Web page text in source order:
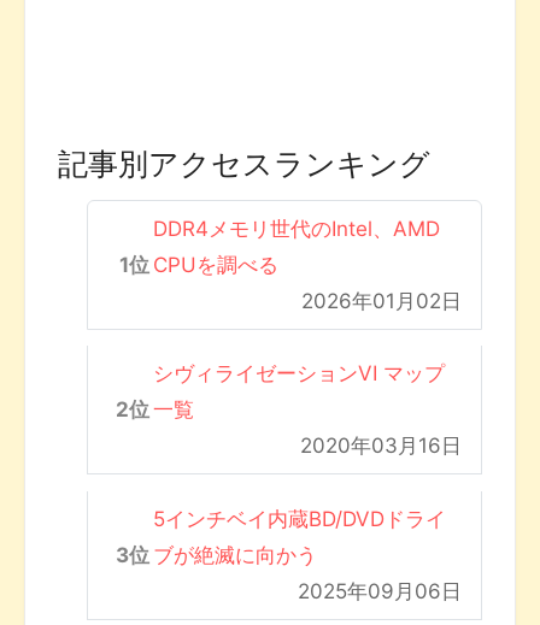
記事別アクセスランキング
DDR4メモリ世代のIntel、AMD
CPUを調べる
2026年01月02日
シヴィライゼーションVI マップ
一覧
2020年03月16日
5インチベイ内蔵BD/DVDドライ
ブが絶滅に向かう
2025年09月06日